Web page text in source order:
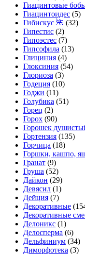
Гиацинтовые
Гиацинтоидес (5)
Гибискус 🌺 (32)
Гипестис (2)
Гипоэстес (7)
Гипсофила (13)
Глициния (4)
Глоксиния (54)
Глориоза (3)
Годеция (10)
Годжи (11)
Голубика (51)
Горец (2)
Горох (90)
Горошек
Гортензия (135)
Горчица (18)
Горшки, кашпо,
Гранат (9)
Груша (52)
Дайкон (29)
Девясил (1)
Дейция (7)
Декоративные
Декоративные
Делоникс (1)
Делосперма (6)
Дельфиниум (34)
Диморфотека (3)